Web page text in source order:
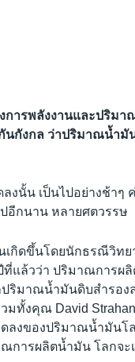
ารพลังงานและปริม
กังกล ว่าปริมาณน้ำมั
นั้น เป็นไปอย่างช้าๆ
อีกนาน หลายศตวรรษ
ดขึ้นโดยนักธรณีวิทยา
ที่แล้วว่า ปริมาณการ
ปริมาณน้ำมันดิบสำรอ
มทั้งคุณ David
ลงของปริมาณน้ำมันโ
ารผลิตน้ำมัน โลกจะ